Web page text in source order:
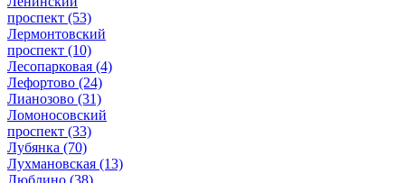
проспект (53)
Лермонтовский
проспект (10)
Лесопарковая (4)
Лефортово (24)
Лианозово (31)
Ломоносовский
проспект (33)
Лубянка (70)
Лухмановская (13)
Люблино (38)